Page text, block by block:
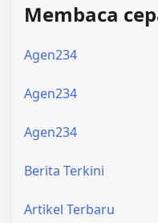
Membaca
Agen234
Agen234
Agen234
Berita Terkini
Artikel Terbaru